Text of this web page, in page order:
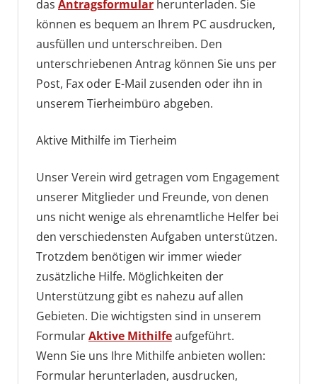
das Antragsformular herunterladen. Sie
können es bequem an Ihrem PC ausdrucken,
ausfüllen und unterschreiben. Den
unterschriebenen Antrag können Sie uns per
Post, Fax oder E-Mail zusenden oder ihn in
unserem Tierheimbüro abgeben.
Aktive Mithilfe im Tierheim
Unser Verein wird getragen vom Engagement
unserer Mitglieder und Freunde, von denen
uns nicht wenige als ehrenamtliche Helfer bei
den verschiedensten Aufgaben unterstützen.
Trotzdem benötigen wir immer wieder
zusätzliche Hilfe. Möglichkeiten der
Unterstützung gibt es nahezu auf allen
Gebieten. Die wichtigsten sind in unserem
FormularAktive Mithilfeaufgeführt.
Wenn Sie uns Ihre Mithilfe anbieten wollen:
Formular herunterladen, ausdrucken,